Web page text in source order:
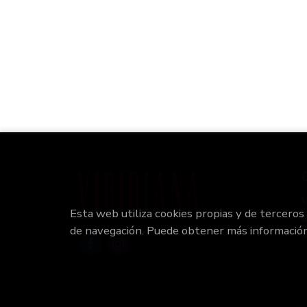
Esta web utiliza cookies propias y de
de navegación. Puede obtener más